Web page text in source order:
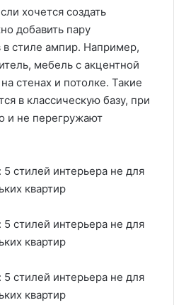
хочется создать
добавить пару
стиле ампир. Например,
мебель с акцентной
стенах и потолке. Такие
в классическую базу, при
и не перегружают